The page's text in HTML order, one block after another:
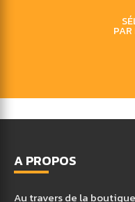
A PROPOS
Au travers de la